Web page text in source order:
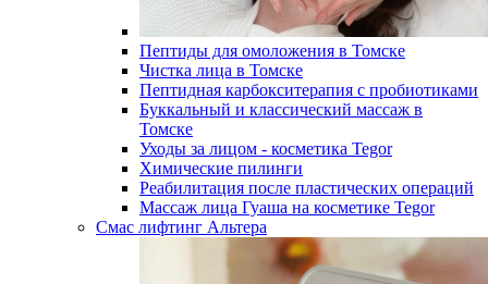
Пептиды для омоложения в Томске
Чистка лица в Томске
Пептидная карбокситерапия с пробиотиками
Буккальный и классический массаж в
Томске
Уходы за лицом - косметика Tegor
Химические пилинги
Реабилитация после пластических операций
Массаж лица Гуаша на косметике Tegor
Смас лифтинг Альтера